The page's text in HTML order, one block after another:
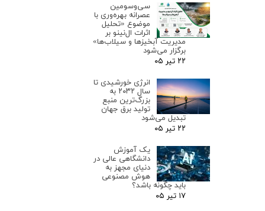
سی‌وسومین
عصرانه بهره‌وری با
موضوع «تحلیل
اثرات ال‌نینو بر
مدیریت آبخیزها و سیلاب‌ها»
برگزار می‌شود
۲۲ تیر ۰۵
انرژی خورشیدی تا
سال ۲۰۳۲ به
بزرگ‌ترین منبع
تولید برق جهان
تبدیل می‌شود
۲۲ تیر ۰۵
یک آموزش
دانشگاهی عالی در
دنیای مجهز به
هوش مصنوعی
باید چگونه باشد؟
۱۷ تیر ۰۵